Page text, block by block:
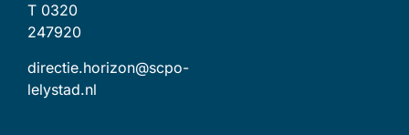
T 0320
247920
directie.horizon@scpo-
lelystad.nl